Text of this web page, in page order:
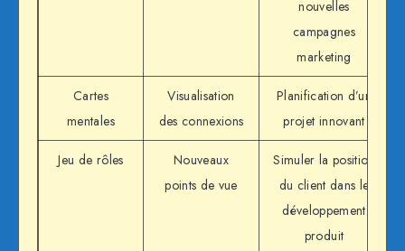
nouvelles
campagnes
marketing
Cartes
mentales
Visualisation
des connexions
Planification d’un
projet innovant
Jeu de rôles
Nouveaux
points de vue
Simuler la position
du client dans le
développement
produit